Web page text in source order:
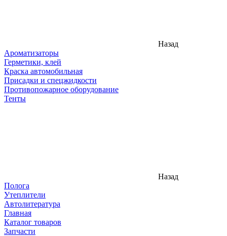
Назад
Ароматизаторы
Герметики, клей
Краска автомобильная
Присадки и спецжидкости
Противопожарное оборудование
Тенты
Назад
Полога
Утеплители
Автолитература
Главная
Каталог товаров
Запчасти